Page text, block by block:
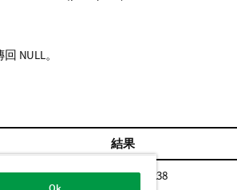
回 NULL。
結果
傳回 0.9238